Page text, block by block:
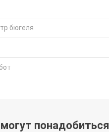
бюгеля
понадобиться